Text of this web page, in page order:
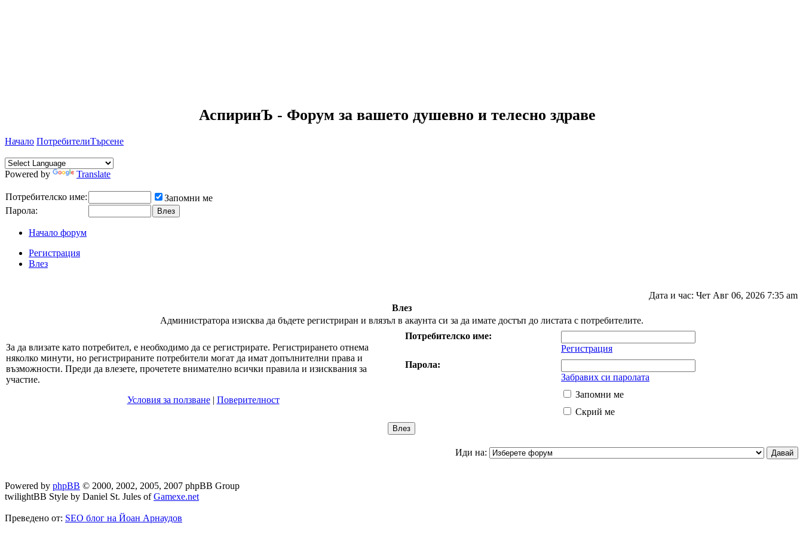
АспиринЪ - Форум за вашето душевно и телесно здраве
Начало ПотребителиТърсене
Powered by Translate
Потребителско име:
Запомни ме
Парола:
Начало форум
Регистрация
Влез
Дата и час: Чет Авг 06, 2026 7:35 am
Влез
Администратора изисква да бъдете регистриран и влязъл в акаунта си за да имате достъп до листата с потребителите.
За да влизате като потребител, е необходимо да се регистрирате. Регистрирането отнема
няколко минути, но регистрираните потребители могат да имат допълнителни права и
възможности. Преди да влезете, прочетете внимателно всички правила и изисквания за
участие.
Условия за ползване| Поверителност
Потребителско име:
Регистрация
Парола:
Забравих си паролата
Запомни ме
Скрий ме
Иди на:
Powered by phpBB © 2000, 2002, 2005, 2007 phpBB Group
twilightBB Style by Daniel St. Jules ofGamexe.net
Преведено от: SEO блог на Йоан Арнаудов